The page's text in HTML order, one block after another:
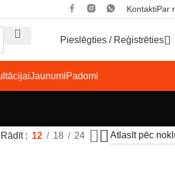
KontaktiPar
Pieslēgties / Reģistrēties
JaunumiPadomi
Rādīt 12 18 24